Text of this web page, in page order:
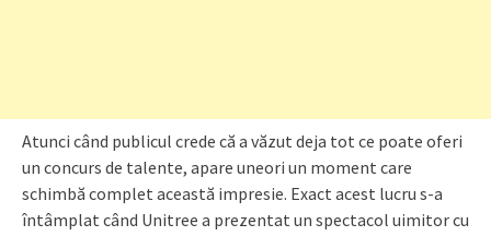
Atunci când publicul crede că a văzut deja tot ce poate oferi
un concurs de talente, apare uneori un moment care
schimbă complet această impresie. Exact acest lucru s-a
întâmplat când Unitree a prezentat un spectacol uimitor cu